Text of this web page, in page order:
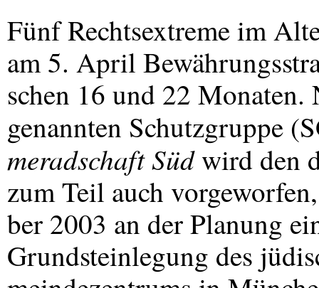
Fünf Rechtsextreme im
am 5. April
schen 16 und 22
genannten Schutzgruppe
meradschaft Südwird den
zum Teil auch
ber 2003 an der Planung
Grundsteinlegung des